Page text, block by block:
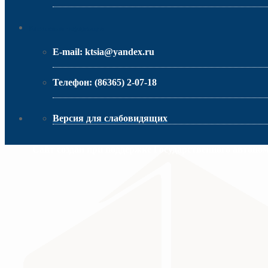
E-mail: ktsia@yandex.ru
Телефон: (86365) 2-07-18
Версия для слабовидящих